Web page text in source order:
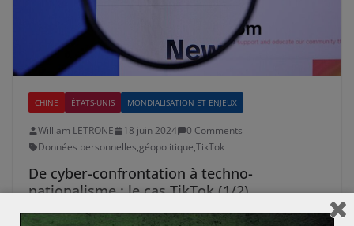
CHINE ÉTATS-UNIS MONDIALISATION ET ENJEUX
William LETRONE 18 juin 2024
0 Comments
Données personnelles,géopolitique,TikTok
De cyber-confrontation à techno-
nationalisme : le cas TikTok (1/2)
TikTok, une application de partage de vidéos courtes,